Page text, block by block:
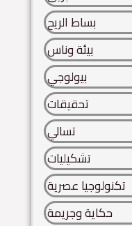
بساط الريح
بيئة وناس
بيولوجي
تحقيقات
تسالي
تشكيليات
تكنولوجيا عصرية
حكاية وجريمة